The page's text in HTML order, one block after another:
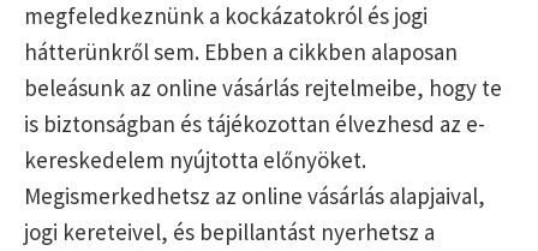
megfeledkeznünk a kockázatokról és jogi
hátterünkről sem. Ebben a cikkben alaposan
beleásunk az online vásárlás rejtelmeibe, hogy te
is biztonságban és tájékozottan élvezhesd az e-
kereskedelem nyújtotta előnyöket.
Megismerkedhetsz az online vásárlás alapjaival,
jogi kereteivel, és bepillantást nyerhetsz a